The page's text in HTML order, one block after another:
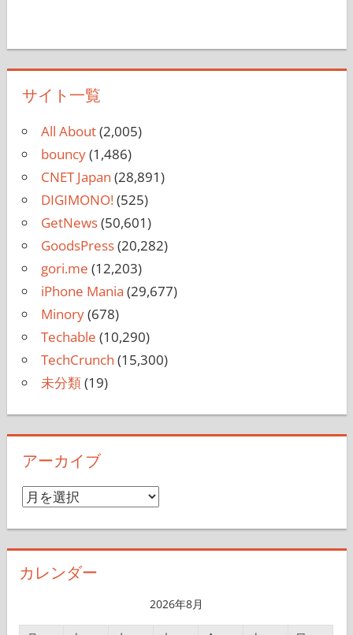
サイト一覧
All About(2,005)
bouncy(1,486)
CNET Japan (28,891)
DIGIMONO!(525)
GetNews(50,601)
GoodsPress(20,282)
gori.me (12,203)
iPhone Mania (29,677)
Minory(678)
Techable (10,290)
TechCrunch (15,300)
未分類(19)
アーカイブ
ア
イ
カレンダー
2026年8月